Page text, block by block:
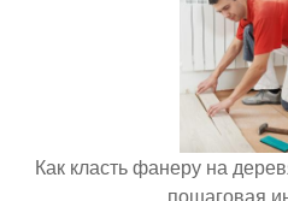
Как класть фанеру на